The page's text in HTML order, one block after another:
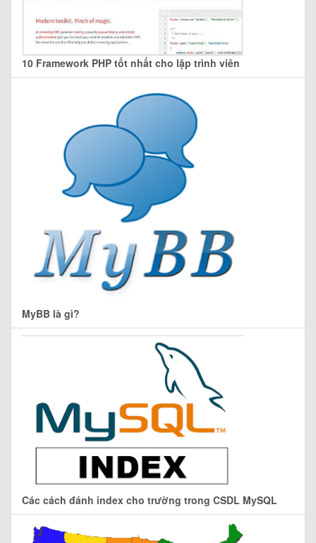
10 Framework PHP tốt nhất cho lập trình viên
MyBB là gì?
Các cách đánh index cho trường trong CSDL MySQL